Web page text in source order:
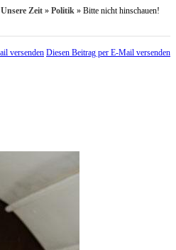
Unsere Zeit » Politik » Bitte nicht hinschauen!
Diesen Beitrag per E-Mail versenden